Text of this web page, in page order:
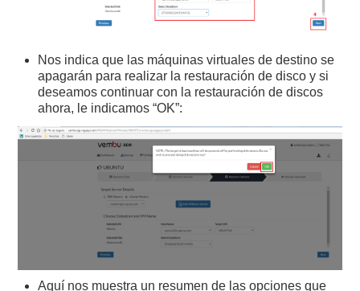
Nos indica que las máquinas virtuales de destino se
apagarán para realizar la restauración de disco y si
deseamos continuar con la restauración de discos
ahora, le indicamos “OK”:
Aquí nos muestra un resumen de las opciones que